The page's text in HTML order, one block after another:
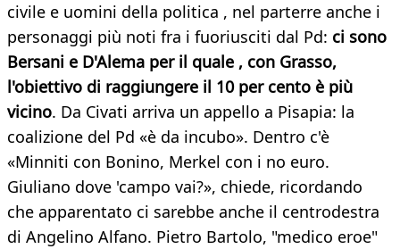
civile e uomini della politica , nel parterre anche i
personaggi più noti fra i fuoriusciti dal Pd: ci sono
Bersani e D'Alema per il quale , con Grasso,
l'obiettivo di raggiungere il 10 per cento è più
vicino. Da Civati arriva un appello a Pisapia: la
coalizione del Pd «è da incubo». Dentro c'è
«Minniti con Bonino, Merkel con i no euro.
Giuliano dove 'campo vai?», chiede, ricordando
che apparentato ci sarebbe anche il centrodestra
di Angelino Alfano. Pietro Bartolo, "medico eroe"